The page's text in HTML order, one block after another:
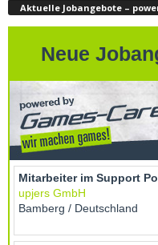
Aktuelle Jobangebote –